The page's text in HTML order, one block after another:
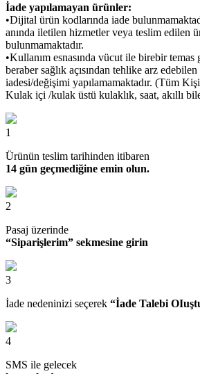
İade yapılamayan ürünler:
•Dijital ürün kodlarında iade
anında iletilen hizmetler veya teslim edilen
bulunmamaktadır.
•Kullanım esnasında vücut ile birebir
beraber sağlık açısından tehlike arz
iadesi/değişimi yapılamamaktadır. (Tüm
Kulak içi /kulak üstü kulaklık, saat, akıllı
1
Ürünün teslim tarihinden itibaren
14 gün geçmediğine emin olun.
2
Pasaj üzerinde
“Siparişlerim” sekmesine girin
3
İade nedeninizi seçerek “İade Talebi
4
SMS ile gelecek